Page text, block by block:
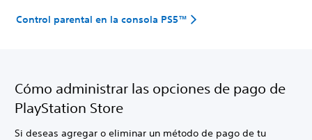
Control parental en la consola PS5™
Cómo administrar las opciones de pago de
PlayStation Store
Si deseas agregar o eliminar un método de pago de tu